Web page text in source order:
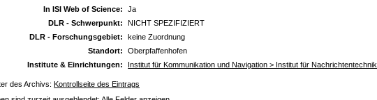
In ISI Web of Science:
Ja
DLR - Schwerpunkt:
NICHT SPEZIFIZIERT
DLR - Forschungsgebiet:
keine Zuordnung
Standort:
Oberpfaffenhofen
Institute & Einrichtungen:
Institut für Kommunikation und Navigation > Institut für Nachrichtentechnik
des Archivs: Kontrollseite des Eintrags